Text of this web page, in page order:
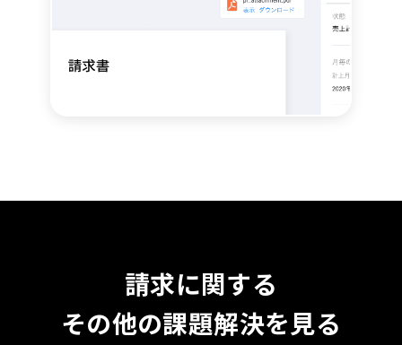
請求に関する
その他の課題解決を見る